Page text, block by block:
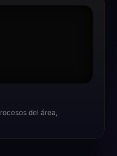
del área,